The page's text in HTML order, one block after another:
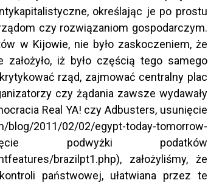
określając je po prostu
czy rozwiązaniom gospodarczym.
w Kijowie, nie było zaskoczeniem, że
iż było częścią tego samego
rząd, zajmować centralny plac
czy żądania zawsze wydawały
Real YA! czy Adbusters, usunięcie
2011/02/02/egypt-today-tomorrow-
podwyżki podatków
brazilpt1.php), założyliśmy, że
państwowej, ułatwiana przez te